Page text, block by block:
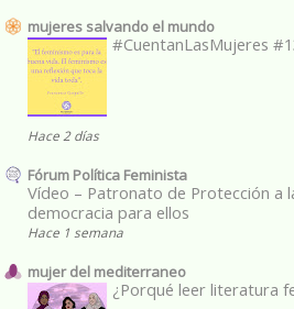
mujeres salvando el mundo
#CuentanLasMujeres
Hace 2 días
Fórum Política Feminista
Vídeo – Patronato de Protección a
democracia para ellos
Hace 1 semana
mujer del mediterraneo
¿Porqué leer literatura